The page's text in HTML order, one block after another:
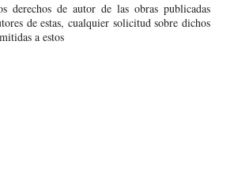
derechos de autor de las obras publicadas
de estas, cualquier solicitud sobre dichos
a estos